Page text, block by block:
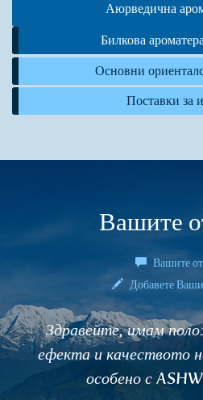
Аюрведична
Билкова
Основни
Поставки за
Вашите
Вашите
Добавете
Здравейте, имам
ефекта и качеството
особено с